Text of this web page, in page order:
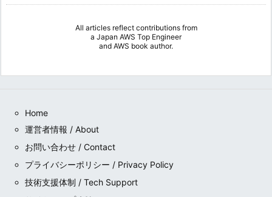
All articles reflect contributions from
a Japan AWS Top Engineer
and AWS book author.
Home
運営者情報 / About
お問い合わせ / Contact
プライバシーポリシー / Privacy Policy
技術支援体制 / Tech Support